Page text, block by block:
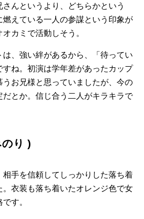
んというより、どちらかという
燃えている一人の参謀という印象が
カミで活動しそう。
、強い絆があるから、「待ってい
ね。初演は学年差があったカップ
うお兄様と思っていましたが、今の
とか。信じ合う二人がキラキラで
り )
相手を信頼してしっかりした落ち着
。衣装も落ち着いたオレンジ色で女
す。